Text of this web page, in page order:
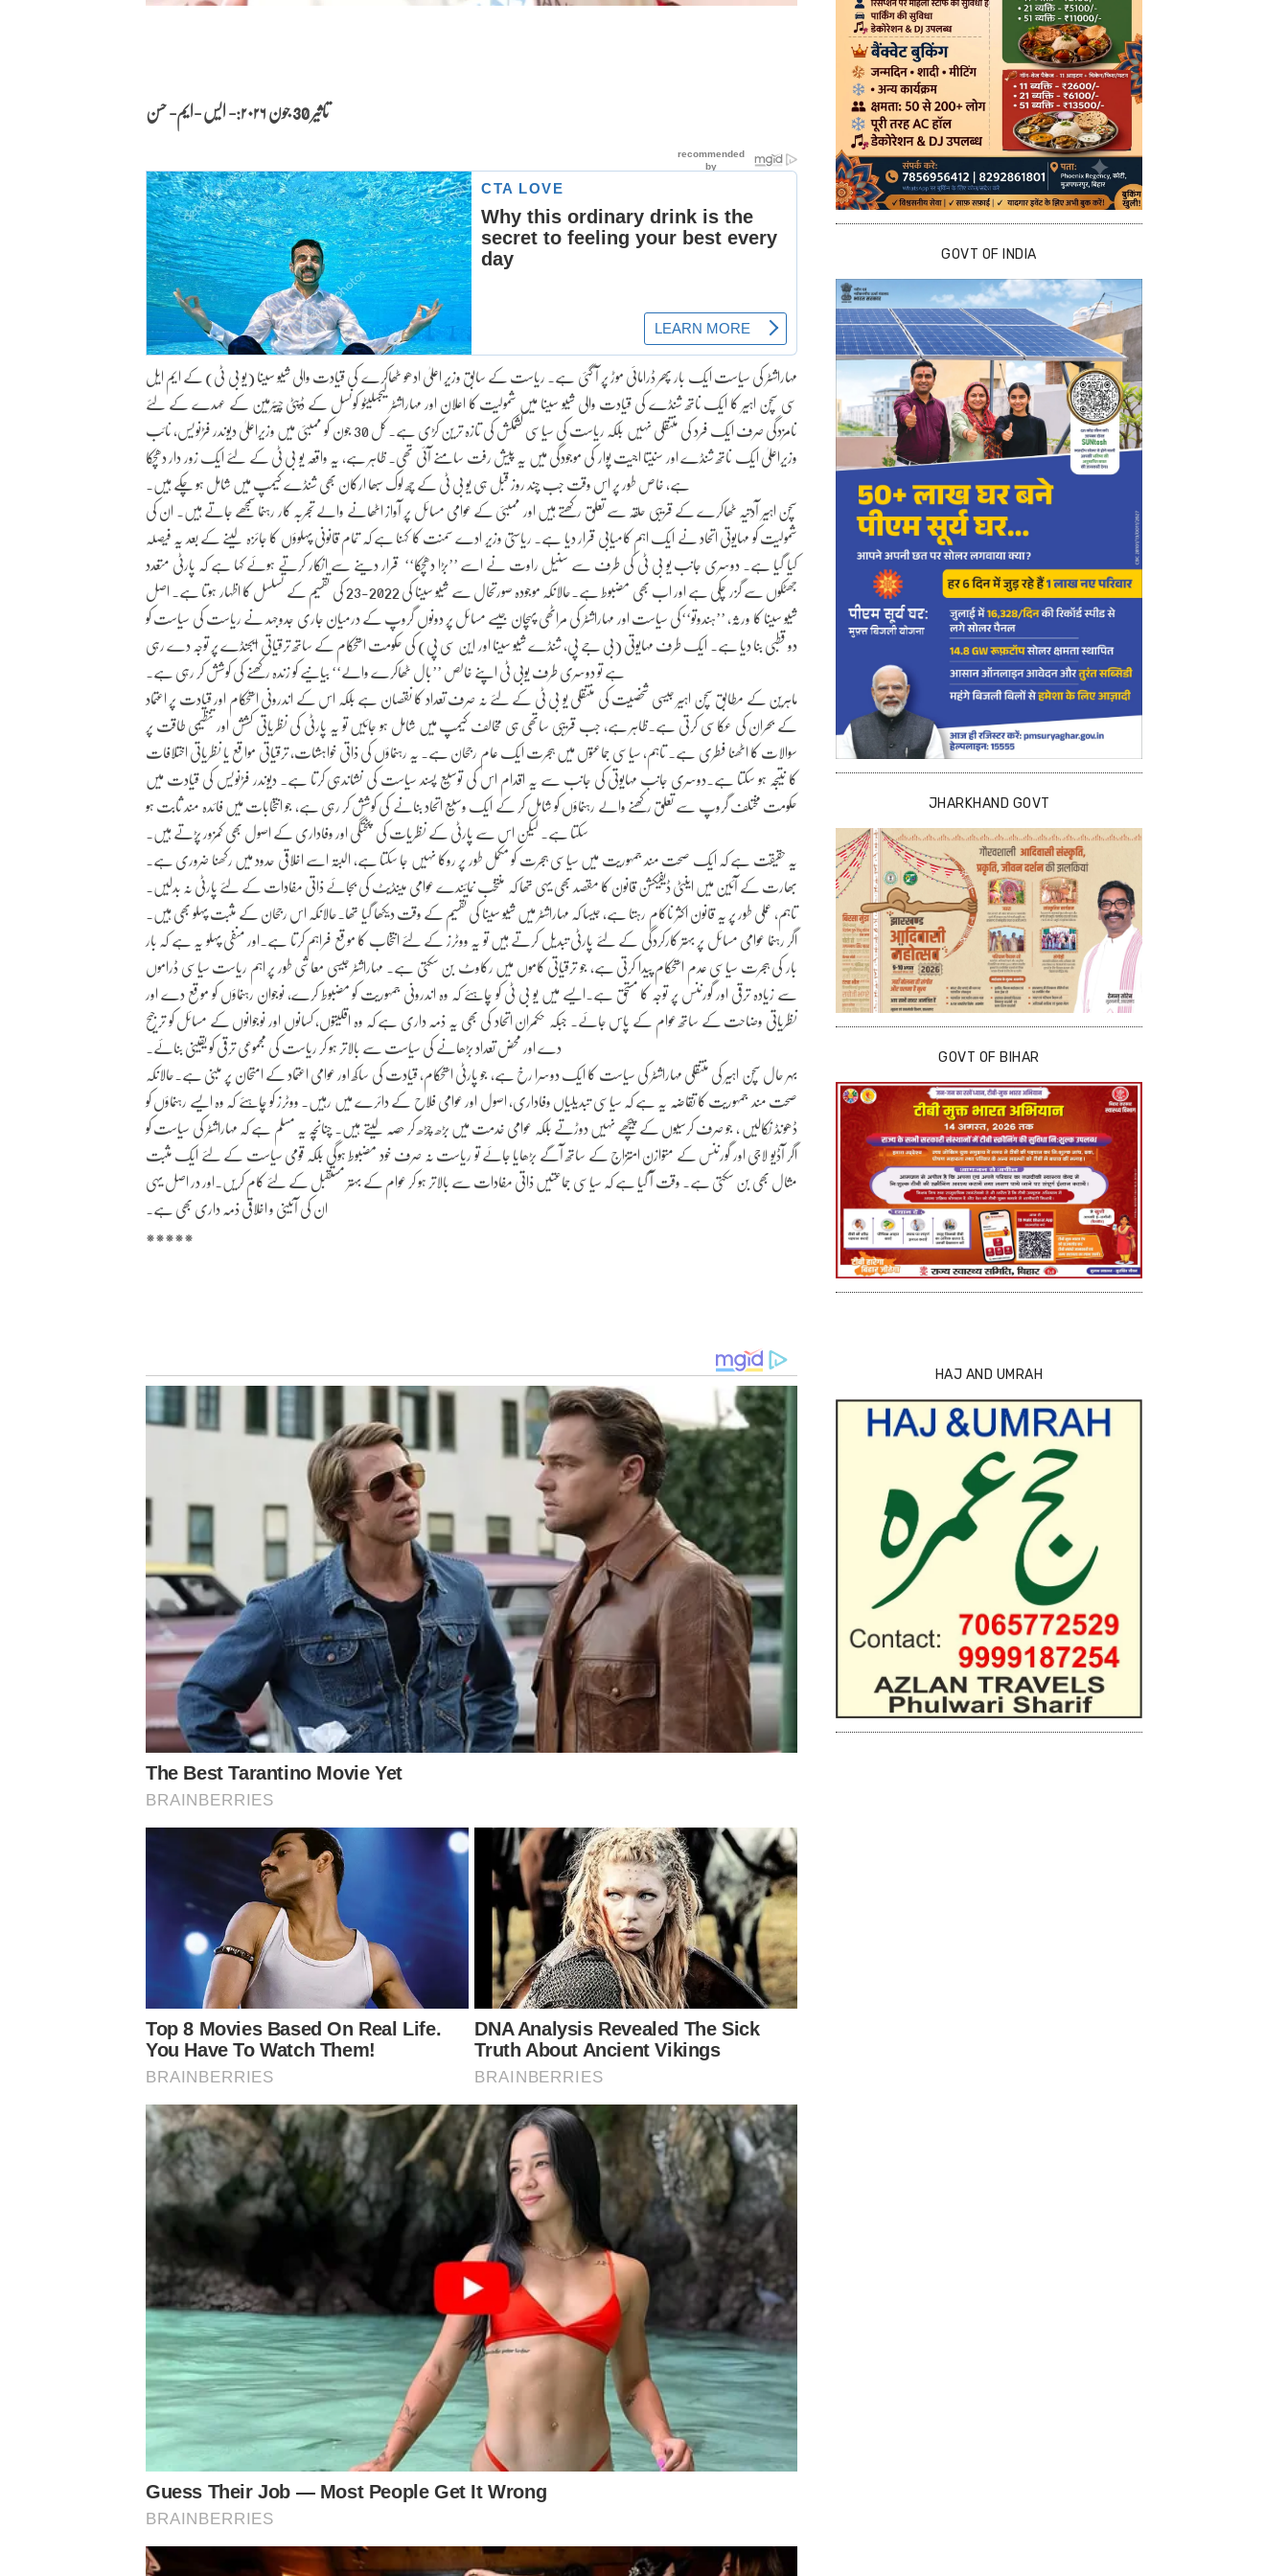
تاثیر 30 جون ۲۰۲۶:- ایس -ایم- حسن
مہاراشٹر کی سیاست ایک بار پھر ڈرامائی موڑ پر آ گئی ہے۔ ریاست کے سابق وزیر اعلیٰ ادھو ٹھاکرے کی قیادت والی شیو سینا (یو بی ٹی) کے ایم ایل
سی سچن اہیر کا ایک ناتھ شنڈے کی قیادت والی شیو سینا میں شمولیت کا اعلان اور مہاراشٹر لیجسلیٹو کونسل کے ڈپٹی چیئرمین کے عہدے کے لئے
نامزدگی صرف ایک فرد کی منتقلی نہیں بلکہ ریاست کی سیاسی کشمکش کی تازہ ترین کڑی ہے۔ کل 30 جون کو ممبئی میں وزیراعلیٰ دیوندر فڑنویس، نائب
وزیراعلیٰ ایک ناتھ شنڈے اور سنیتا اجیت پوار کی موجودگی میں یہ پیش رفت سامنے آئی تھی۔ ظاہر ہے، یہ واقعہ یو بی ٹی کے لئے ایک زور دار دھچکا
ہے، خاص طور پر اس وقت جب چند روز قبل ہی یو بی ٹی کے چھ لوک سبھا ارکان بھی شنڈے کیمپ میں شامل ہو چکے ہیں۔
سچن اہیر آدتیہ ٹھاکرے کے قریبی حلقہ سے تعلق رکھتے ہیں اور ممبئی کے عوامی مسائل پر آواز اٹھانے والے تجربہ کار رہنما سمجھے جاتے ہیں۔ ان کی
شمولیت کو مہایوتی اتحاد نے ایک اہم کامیابی قرار دیا ہے۔ ریاستی وزیر ادے سمنت کا کہنا ہے کہ تمام قانونی پہلوؤں کا جائزہ لینے کے بعد یہ فیصلہ
کیا گیا ہے۔ دوسری جانب یو بی ٹی کی طرف سے سنِیل راوت نے اسے ’’بڑا دھچکا‘‘ قرار دینے سے انکار کرتے ہوئے کہا ہے کہ پارٹی متعدد
جھٹکوں سے گزر چکی ہے اور اب بھی مضبوط ہے۔حالانکہ موجودہ صورتحال سے شیو سینا کی 2022-23 کی تقسیم کے تسلسل کا اظہار ہوتا ہے۔ اصل
شیو سینا کا ورثہ، ’’ہندوتو‘‘کی سیاست اور مہاراشٹر کی مراٹھی پہچان جیسے مسائل پر دونوں گروپ کے درمیان جاری جدوجہد نے ریاست کی سیاست کو
دو قطبی بنا دیا ہے۔ ایک طرف مہایوتی (بی جے پی، شنڈے شیو سینا اور این سی پی) کی حکومت استحکام کے ساتھ ترقیاتی ایجنڈے پر توجہ دے رہی
ہے تو دوسری طرف یوبی ٹی اپنے خالص ’’بال ٹھاکرے والے‘‘ بیانیے کو زندہ رکھنے کی کوشش کر رہی ہے۔
ماہرین کے مطابق سچن اہیر جیسی شخصیت کی منتقلی یو بی ٹی کے لئے نہ صرف تعداد کا نقصان ہے بلکہ اس کے اندرونی استحکام اور قیادت پر اعتماد
کے بحران کی عکاسی کرتی ہے۔ظاہر ہے، جب قریبی ساتھی ہی مخالف کیمپ میں شامل ہو جائیں تو یہ پارٹی کی نظریاتی کشش اور تنظیمی طاقت پر
سوالات کا اٹھنا فطری ہے۔ تاہم، سیاسی جماعتوں میں ہجرت ایک عام رجحان ہے۔ یہ رہنماؤں کی ذاتی خواہشات، ترقیاتی مواقع یا نظریاتی اختلافات
کا نتیجہ ہو سکتا ہے۔دوسری جانب مہایوتی کی جانب سے یہ اقدام اس کی توسیع پسند سیاست کی نشاندہی کرتا ہے۔ دیوندر فڑنویس کی قیادت میں
حکومت مختلف گروپ سے تعلق رکھنے والے رہنماؤں کو شامل کر کے ایک وسیع اتحاد بنانے کی کوشش کر رہی ہے، جو انتخابات میں فائدہ مند ثابت ہو
سکتا ہے۔ لیکن اس سے پارٹی کے نظریات کی پختگی اور وفاداری کے اصول بھی کمزور پڑتے ہیں۔
یہ حقیقت ہے کہ ایک صحت مند جمہوریت میں سیاسی ہجرت کو مکمل طور پر روکا نہیں جا سکتا ہے، البتہ اسے اخلاقی حدود میں رکھنا ضروری ہے۔
بھارت کے آئین میں اینٹی ڈیفیکشن قانون کا مقصد بھی یہی تھا کہ منتخب نمائندے عوامی مینڈیٹ کی بجائے ذاتی مفادات کے لئے پارٹی نہ بدلیں۔
تاہم، عملی طور پر یہ قانون اکثر ناکام رہتا ہے، جیسا کہ مہاراشٹر میں شیو سینا کی تقسیم کے وقت دیکھا گیا تھا۔حالانکہ اس رجحان کے مثبت پہلو بھی ہیں۔
اگر رہنما عوامی مسائل پر بہتر کارکردگی کے لئے پارٹی تبدیل کرتے ہیں تو یہ ووٹرز کے لئے انتخاب کا موقع فراہم کرتا ہے۔اور منفی پہلو یہ ہے کہ بار
بار کی ہجرت سیاسی عدم استحکام پیدا کرتی ہے، جو ترقیاتی کاموں میں رکاوٹ بن سکتی ہے۔ مہاراشٹر جیسی معاشی طور پر اہم ریاست سیاسی ڈراموں
سے زیادہ ترقی اور گورننس پر توجہ کا مستحق ہے۔ایسے میں یو بی ٹی کو چاہئے کہ وہ اندرونی جمہوریت کو مضبوط کرے، نوجوان رہنماؤں کو موقع دے اور
نظریاتی وضاحت کے ساتھ عوام کے پاس جائے۔ جبکہ حکمران اتحاد کی بھی یہ ذمہ داری ہے کہ وہ اقلیتوں، کسانوں اور نوجوانوں کے مسائل کو ترجیح
دے اور محض تعداد بڑھانے کی سیاست سے بالاتر ہو کر ریاست کی مجموعی ترقی کو یقینی بنائے۔
بہر حال سچن اہیر کی منتقلی مہاراشٹر کی سیاست کا ایک دوسرا رخ ہے، جو پارٹی استحکام، قیادت کی ساکھ اور عوامی اعتماد کے امتحان پر مبنی ہے۔حالانکہ
صحت مند جمہوریت کا تقاضہ یہ ہے کہ سیاسی تبدیلیاں وفاداری، اصول اور عوامی فلاح کے دائرے میں رہیں۔ ووٹرز کو چاہئے کہ وہ ایسے رہنماؤں کو
ڈھونڈ نکالیں ، جو صرف کرسیوں کے پیچھے نہیں دوڑتے بلکہ عوامی خدمت میں بڑھ چڑھ کر حصہ لیتے ہیں۔ چنانچہ یہ مسلم ہے کہ مہاراشٹر کی سیاست کو
اگر آڈیو لاجی اور گورننس کے متوازن امتزاج کے ساتھ آگے بڑھایا جائے تو ریاست نہ صرف خود مضبوط ہوگی بلکہ قومی سیاست کے لئے ایک مثبت
مثال بھی بن سکتی ہے۔ وقت آ گیا ہے کہ سیاسی جماعتیں ذاتی مفادات سے بالاتر ہو کر عوام کے بہتر مستقبل کے لئے کام کریں۔اور در اصل یہی
ان کی آئینی و اخلاقی ذمہ داری بھی ہے۔
*****
GOVT OF INDIA
JHARKHAND GOVT
GOVT OF BIHAR
HAJ AND UMRAH